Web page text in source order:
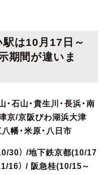
は10月17日～
期間が違いま
・石山・貴生川・長浜・南
津京/京阪びわ湖浜大津
幡・米原・八日市
30） /地下鉄京都(10/17
16） / 阪急桂(10/15～